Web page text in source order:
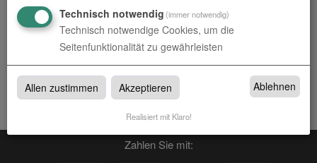
Backlightfolien
Backlightfolien bei Werbetechnik Borgmeier in Münster,
Rheine und Altenberge
Zahlen Sie mit:
Technisch notwendig (immer notwendig)
Technisch notwendige Cookies, um die
Seitenfunktionalität zu gewährleisten
Allen zustimmen Akzeptieren Ablehnen
Realisiert mit Klaro!